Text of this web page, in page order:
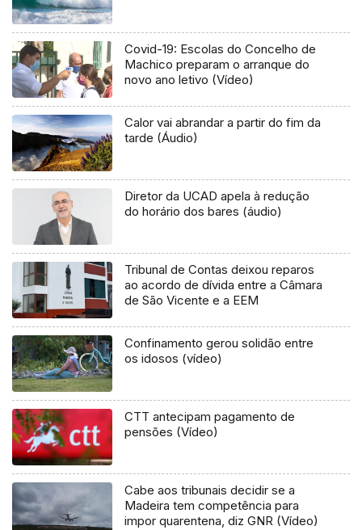
Covid-19: Escolas do Concelho de
Machico preparam o arranque do
novo ano letivo (Vídeo)
Calor vai abrandar a partir do fim da
tarde (Áudio)
Diretor da UCAD apela à redução
do horário dos bares (áudio)
Tribunal de Contas deixou reparos
ao acordo de dívida entre a Câmara
de São Vicente e a EEM
Confinamento gerou solidão entre
os idosos (vídeo)
CTT antecipam pagamento de
pensões (Vídeo)
Cabe aos tribunais decidir se a
Madeira tem competência para
impor quarentena, diz GNR (Vídeo)